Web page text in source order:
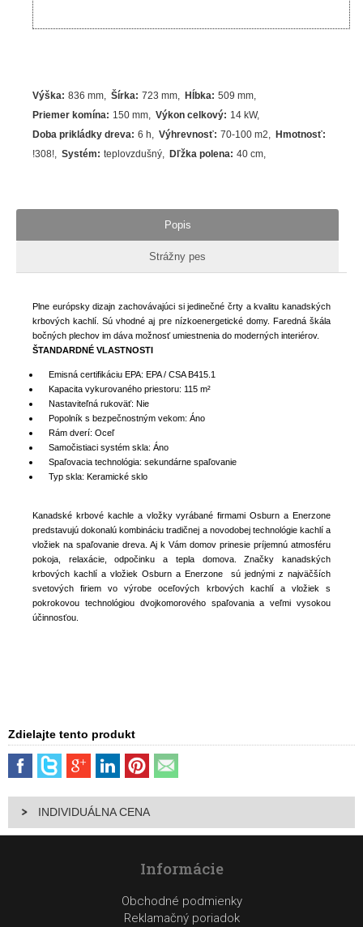
Výška: 836 mm Šírka: 723 mm Hĺbka: 509 mm
Priemer komína: 150 mm Výkon celkový: 14 kW
Doba prikládky dreva: 6 h Výhrevnosť: 70-100 m2 Hmotnosť:
!308!
Systém: teplovzdušný Dľžka polena: 40 cm
Popis
Strážny pes
Plne európsky dizajn zachovávajúci si jedinečné črty a kvalitu kanadských
krbových kachlí. Sú vhodné aj pre nízkoenergetické domy. Faredná škála
bočných plechov im dáva možnosť umiestnenia do moderných interiérov.
ŠTANDARDNÉ VLASTNOSTI
Emisná certifikáciu EPA: EPA / CSA B415.1
Kapacita vykurovaného priestoru: 115 m²
Nastaviteľná rukoväť: Nie
Popolník s bezpečnostným vekom: Áno
Rám dverí: Oceľ
Samočistiaci systém skla: Áno
Spaľovacia technológia: sekundárne spaľovanie
Typ skla: Keramické sklo
Kanadské krbové kachle a vložky vyrábané firmami Osburn a Enerzone
predstavujú dokonalú kombináciu tradičnej a novodobej technológie kachlí a
vložiek na spaľovanie dreva. Aj k Vám domov prinesie príjemnú atmosféru
pokoja, relaxácie, odpočinku a tepla domova. Značky kanadských
krbových kachlí a vložiek Osburn a Enerzone sú jednými z najväčších
svetových firiem vo výrobe oceľových krbových kachlí a vložiek s
pokrokovou technológiou dvojkomorového spaľovania a veľmi vysokou
účinnosťou.
Zdielajte tento produkt
INDIVIDUÁLNA CENA
Informácie
Obchodné podmienky
Reklamačný poriadok